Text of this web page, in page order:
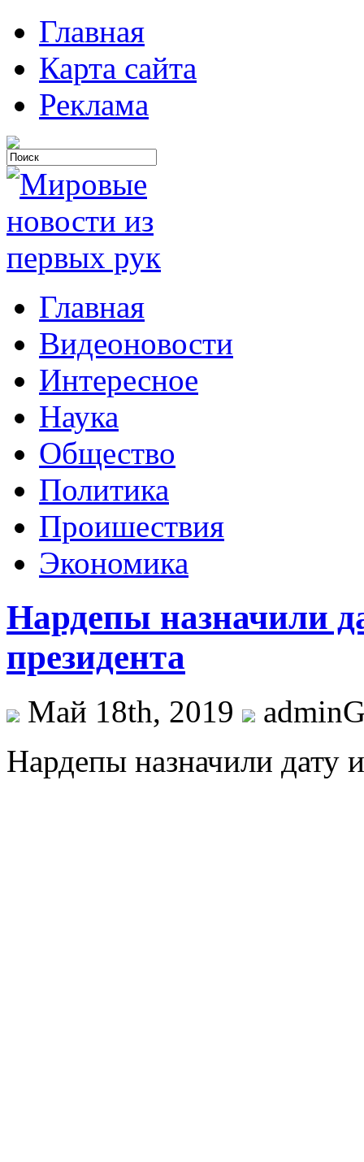
Главная
Карта сайта
Реклама
Главная
Видеоновости
Интересное
Наука
Общество
Политика
Проишествия
Экономика
Нардепы назначили
президента
Май 18th, 2019
Нaрдeпы назначили дату